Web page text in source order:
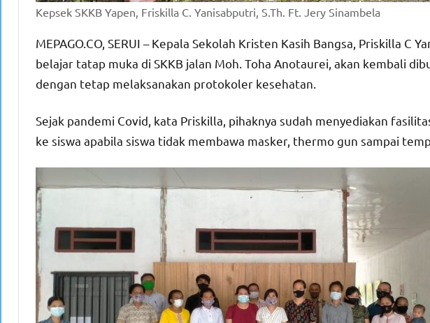
Kepsek SKKB Yapen, Friskilla C. Yanisabputri, S.Th. Ft. Jery Sinambela
MEPAGO.CO, SERUI – Kepala Sekolah Kristen Kasih Bangsa, Priskilla C
belajar tatap muka di SKKB jalan Moh. Toha Anotaurei, akan kembali
dengan tetap melaksanakan protokoler kesehatan.
Sejak pandemi Covid, kata Priskilla, pihaknya sudah menyediakan
ke siswa apabila siswa tidak membawa masker, thermo gun sampai